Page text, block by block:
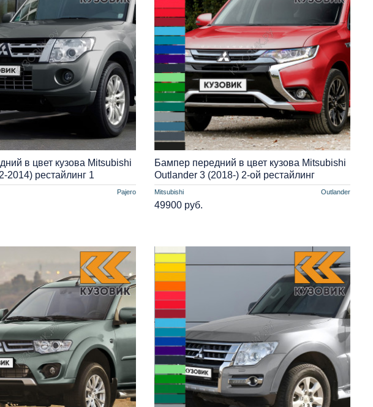
Pajero
в цвет кузова Mitsubishi
2014) рестайлинг 1
Mitsubishi Outlander
Бампер передний в цвет кузова Mitsubishi
Outlander 3 (2018-) 2-ой рестайлинг
49900 руб.